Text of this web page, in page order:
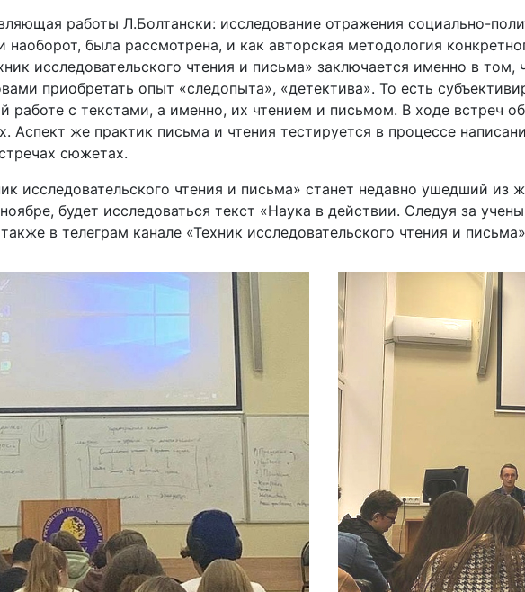
работы Л.Болтански: исследование отражения социально-
была рассмотрена, и как авторская методология
исследовательского чтения и письма» заключается именно в
приобретать опыт «следопыта», «детектива». То есть
работе с текстами, а именно, их чтением и письмом. В ходе встреч
Аспект же практик письма и чтения тестируется в процессе
сюжетах.
исследовательского чтения и письма» станет недавно ушедший
будет исследоваться текст «Наука в действии. Следуя за
в телеграм канале «Техник исследовательского чтения и